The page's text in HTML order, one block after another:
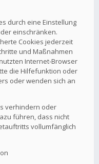
durch eine Einstellung
einschränken.
Cookies jederzeit
und Maßnahmen
Internet-Browser
die Hilfefunktion oder
oder wenden sich an
verhindern oder
führen, dass nicht
vollumfänglich